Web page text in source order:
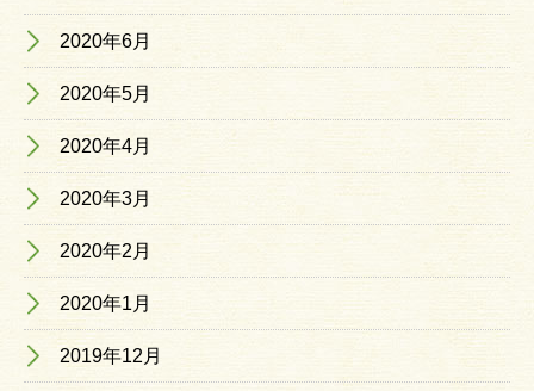
2020年6月
2020年5月
2020年4月
2020年3月
2020年2月
2020年1月
2019年12月